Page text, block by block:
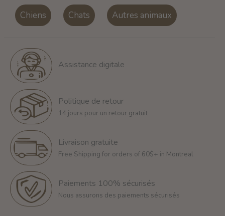
Chiens Chats Autres animaux
Assistance digitale
Politique de retour
14 jours pour un retour gratuit
Livraison gratuite
Free Shipping for orders of 60$+ in Montreal
Paiements 100% sécurisés
Nous assurons des paiements sécurisés